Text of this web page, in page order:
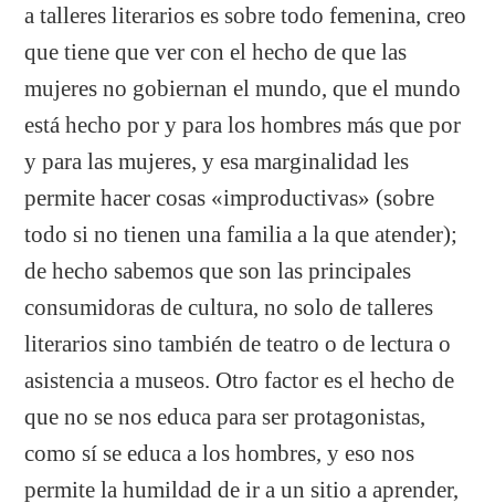
a talleres literarios es sobre todo femenina, creo
que tiene que ver con el hecho de que las
mujeres no gobiernan el mundo, que el mundo
está hecho por y para los hombres más que por
y para las mujeres, y esa marginalidad les
permite hacer cosas «improductivas» (sobre
todo si no tienen una familia a la que atender);
de hecho sabemos que son las principales
consumidoras de cultura, no solo de talleres
literarios sino también de teatro o de lectura o
asistencia a museos. Otro factor es el hecho de
que no se nos educa para ser protagonistas,
como sí se educa a los hombres, y eso nos
permite la humildad de ir a un sitio a aprender,